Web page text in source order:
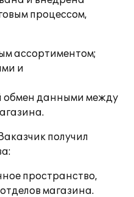
процессом,
ассортиментом;
и
данными между
получил
пространство,
магазина.